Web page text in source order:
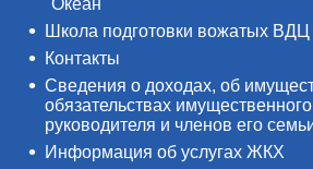
"Океан"
Школа подготовки вожатых
Контакты
Сведения о доходах, об
обязательствах
руководителя и членов его
Информация об услугах ЖКХ